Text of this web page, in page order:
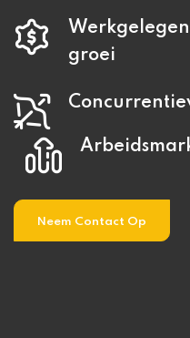
groei
Neem Contact Op